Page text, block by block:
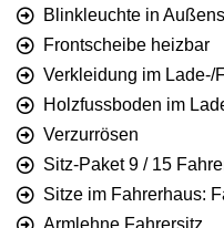
Blinkleuchte in
Frontscheibe heizbar
Verkleidung im Lade-/
Holzfussboden im
Verzurrösen
Sitz-Paket 9 / 15
Sitze im Fahrerhaus: